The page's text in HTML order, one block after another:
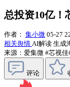
总投资10亿！
作者： 集小微 05-27
相关舆情 AI解读 生成
来源：爱集微 #芯视佳
评论